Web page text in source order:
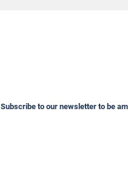
Subscribe to our newsletter to be